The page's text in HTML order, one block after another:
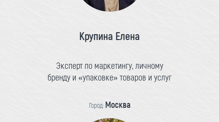
Крупина Елена
Эксперт по маркетингу, личному
бренду и «упаковке» товаров и услуг
Город: Москва